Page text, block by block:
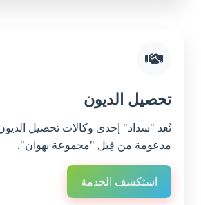
تحصيل الديون
تُعد "سداد" إحدى وكالات تحصيل
مدعومة من قِبَل "مجموعة بهوان".
استكشف الخدمة